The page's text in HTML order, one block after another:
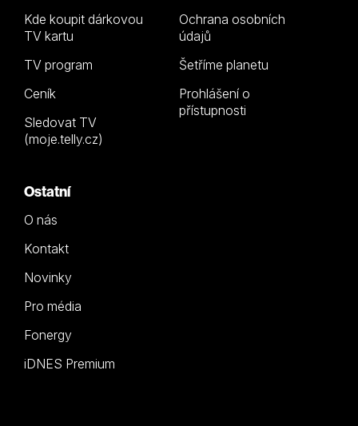
Kde koupit dárkovou
TV kartu
TV program
Ceník
Sledovat TV
(moje.telly.cz)
Ochrana osobních
údajů
Šetříme planetu
Prohlášení o
přístupnosti
Ostatní
O nás
Kontakt
Novinky
Pro média
Fonergy
iDNES Premium